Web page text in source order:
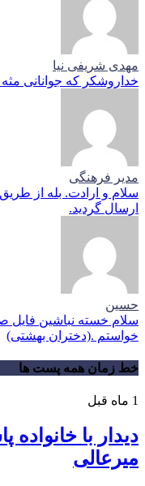
مهدی شریفی نیا
خداروشکر که جوانانی
مدیر فرهنگی
سلام و ارادت. بله از
ارسال گردید.
حسین
سلام خسته نباشین
خواستم .(دختران بهشتی)
خط زمان همه پست ها
1 ماه قبل
دیدار با
میرعالی